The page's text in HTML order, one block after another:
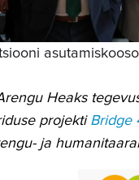
Heaks
projekti Bridge
ja